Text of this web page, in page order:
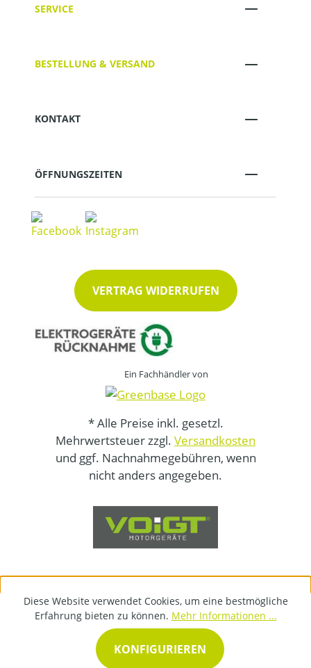
SERVICE
BESTELLUNG & VERSAND
KONTAKT
ÖFFNUNGSZEITEN
VERTRAG WIDERRUFEN
Ein Fachhändler von
* Alle Preise inkl. gesetzl.
Mehrwertsteuer zzgl. Versandkosten
und ggf. Nachnahmegebühren, wenn
nicht anders angegeben.
Diese Website verwendet Cookies, um eine bestmögliche
Erfahrung bieten zu können. Mehr Informationen ...
KONFIGURIEREN